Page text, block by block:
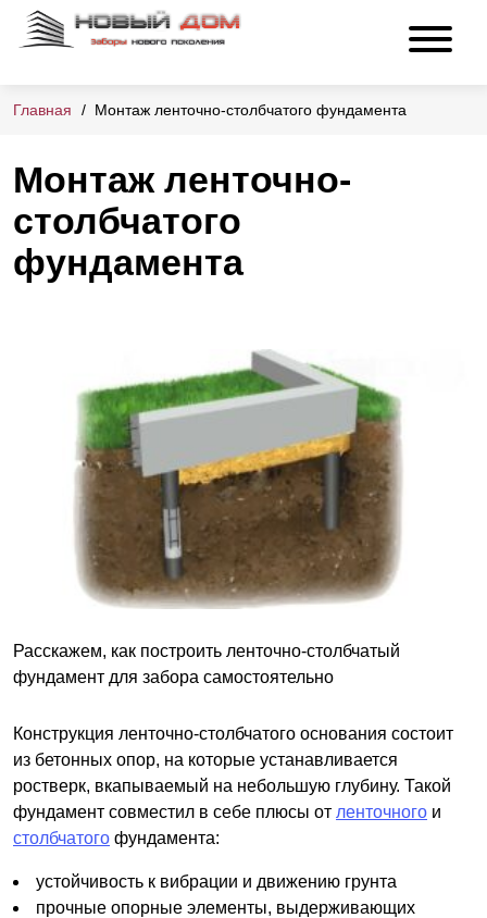
Главная Монтаж ленточно-столбчатого фундамента
Монтаж ленточно-
столбчатого
фундамента
Расскажем, как построить ленточно-столбчатый
фундамент для забора самостоятельно
Конструкция ленточно-столбчатого основания состоит
из бетонных опор, на которые устанавливается
ростверк, вкапываемый на небольшую глубину. Такой
фундамент совместил в себе плюсы от ленточного и
столбчатого фундамента:
устойчивость к вибрации и движению грунта
прочные опорные элементы, выдерживающих